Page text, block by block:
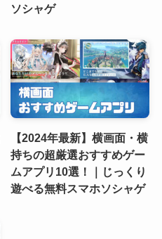
ソシャゲ
【2024年最新】横画面・横
持ちの超厳選おすすめゲー
ムアプリ10選！｜じっくり
遊べる無料スマホソシャゲ